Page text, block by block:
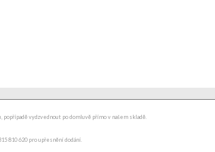
vydzvednout po domluvě přímo v našem skladě.
810 620 pro upřesnění dodání.